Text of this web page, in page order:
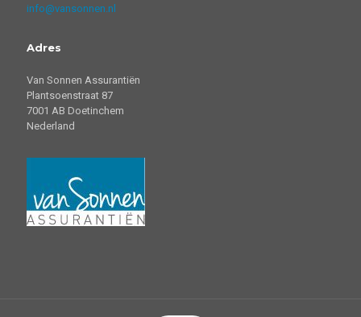
info@vansonnen.nl
Adres
Van Sonnen Assurantiën
Plantsoenstraat 87
7001 AB Doetinchem
Nederland